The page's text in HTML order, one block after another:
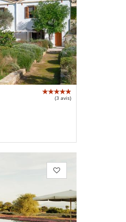
(3 avis)